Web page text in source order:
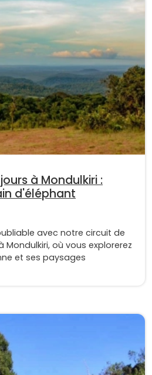
à Mondulkiri :
d'éléphant
avec notre circuit de
Mondulkiri, où vous explorerez
et ses paysages